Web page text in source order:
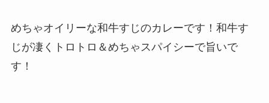
めちゃオイリーな和牛すじのカレーです！和牛す
じが凄くトロトロ＆めちゃスパイシーで旨いで
す！